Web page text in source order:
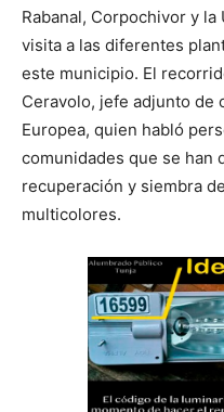
Rabanal, Corpochivor y
visita a las diferentes
este municipio. El
Ceravolo, jefe adjunto de
Europea, quien habló
comunidades que se han
recuperación y siembra
multicolores.